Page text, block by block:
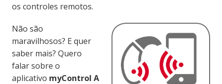
os controles remotos.
Não são
maravilhosos? E quer
saber mais? Quero
falar sobre o
aplicativo myControl A